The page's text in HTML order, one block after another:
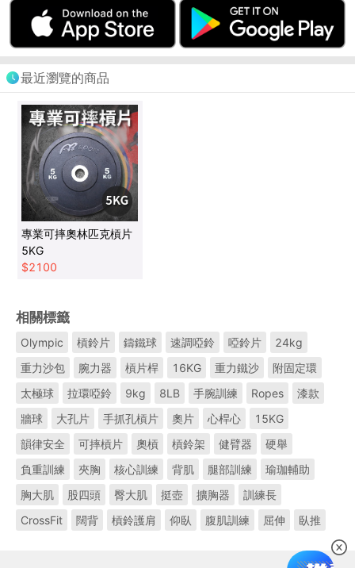
最近瀏覽的商品
專業可摔奧林匹克槓片
5KG
$2100
相關標籤
Olympic 槓鈴片 鑄鐵球 速調啞鈴 啞鈴片
24kg
重力沙包
腕力器 槓片桿 16KG 重力鐵沙
附固定環
太極球
拉環啞鈴 9kg 8LB 手腕訓練 Ropes
漆款
牆球
大孔片 手抓孔槓片 奧片 心桿心
15KG
韻律安全
可摔槓片 奧槓 槓鈴架 健臂器
硬舉
負重訓練
夾胸 核心訓練 背肌 腿部訓練
瑜珈輔助
胸大肌
股四頭 臀大肌 挺壺 擴胸器
訓練長
CrossFit
闊背 槓鈴護肩 仰臥 腹肌訓練 屈伸 臥推